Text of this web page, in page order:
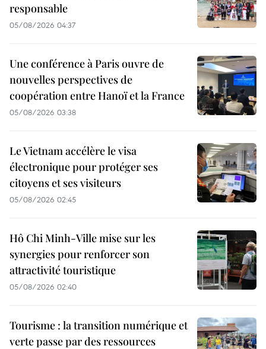
responsable
05/08/2026 04:37
Une conférence à Paris ouvre de
nouvelles perspectives de
coopération entre Hanoï et la France
05/08/2026 03:38
Le Vietnam accélère le visa
électronique pour protéger ses
citoyens et ses visiteurs
05/08/2026 02:45
Hô Chi Minh-Ville mise sur les
synergies pour renforcer son
attractivité touristique
05/08/2026 02:40
Tourisme : la transition numérique et
verte passe par des ressources